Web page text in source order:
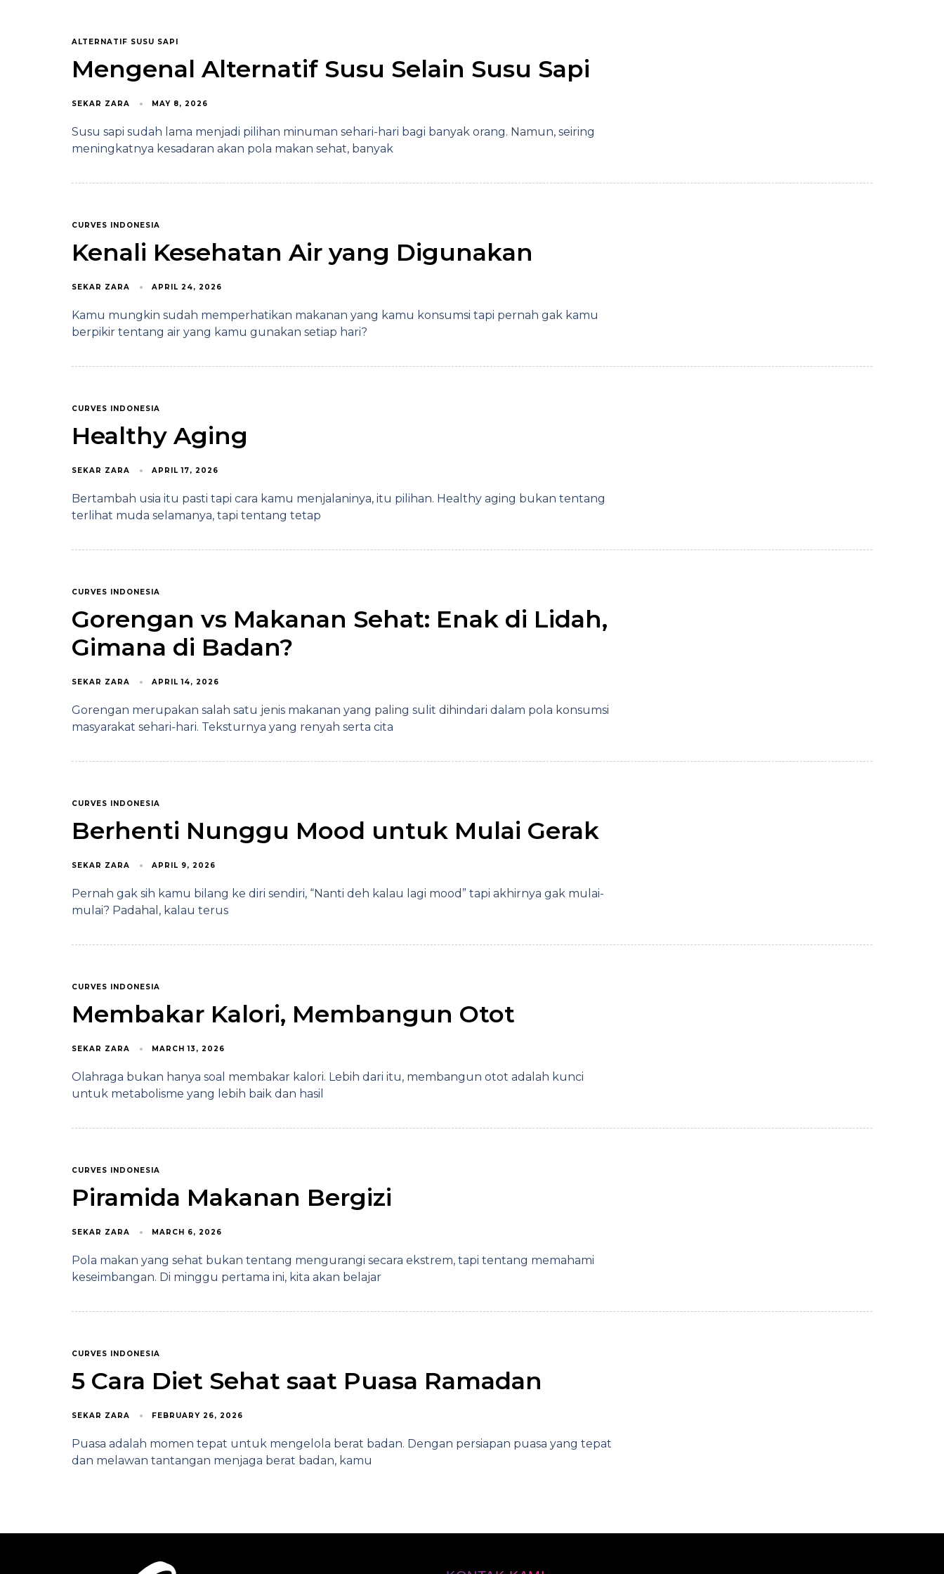
ALTERNATIF SUSU SAPI
Mengenal Alternatif Susu Selain Susu Sapi
SEKAR ZARA MAY 8, 2026
Susu sapi sudah lama menjadi pilihan minuman sehari-hari bagi banyak orang. Namun, seiring
meningkatnya kesadaran akan pola makan sehat, banyak
CURVES INDONESIA
Kenali Kesehatan Air yang Digunakan
SEKAR ZARA APRIL 24, 2026
Kamu mungkin sudah memperhatikan makanan yang kamu konsumsi tapi pernah gak kamu
berpikir tentang air yang kamu gunakan setiap hari?
CURVES INDONESIA
Healthy Aging
SEKAR ZARA APRIL 17, 2026
Bertambah usia itu pasti tapi cara kamu menjalaninya, itu pilihan. Healthy aging bukan tentang
terlihat muda selamanya, tapi tentang tetap
CURVES INDONESIA
Gorengan vs Makanan Sehat: Enak di Lidah,
Gimana di Badan?
SEKAR ZARA APRIL 14, 2026
Gorengan merupakan salah satu jenis makanan yang paling sulit dihindari dalam pola konsumsi
masyarakat sehari-hari. Teksturnya yang renyah serta cita
CURVES INDONESIA
Berhenti Nunggu Mood untuk Mulai Gerak
SEKAR ZARA APRIL 9, 2026
Pernah gak sih kamu bilang ke diri sendiri, “Nanti deh kalau lagi mood” tapi akhirnya gak mulai-
mulai? Padahal, kalau terus
CURVES INDONESIA
Membakar Kalori, Membangun Otot
SEKAR ZARA MARCH 13, 2026
Olahraga bukan hanya soal membakar kalori. Lebih dari itu, membangun otot adalah kunci
untuk metabolisme yang lebih baik dan hasil
CURVES INDONESIA
Piramida Makanan Bergizi
SEKAR ZARA MARCH 6, 2026
Pola makan yang sehat bukan tentang mengurangi secara ekstrem, tapi tentang memahami
keseimbangan. Di minggu pertama ini, kita akan belajar
CURVES INDONESIA
5 Cara Diet Sehat saat Puasa Ramadan
SEKAR ZARA FEBRUARY 26, 2026
Puasa adalah momen tepat untuk mengelola berat badan. Dengan persiapan puasa yang tepat
dan melawan tantangan menjaga berat badan, kamu